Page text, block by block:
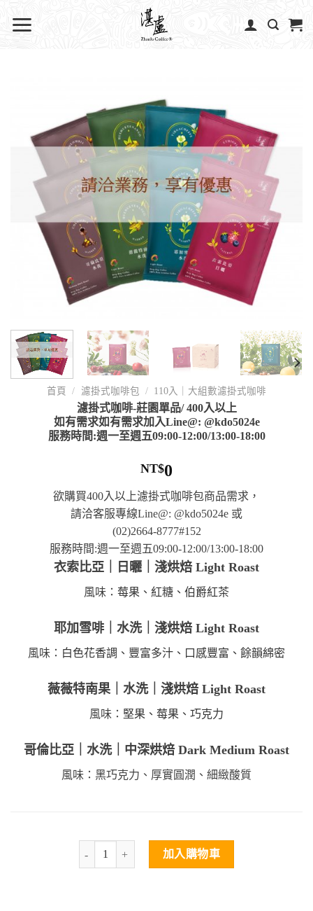
首頁 / 濾掛式咖啡包 / 110入｜大組數濾掛式咖啡
濾掛式咖啡-莊園單品/ 400入以上
如有需求如有需求加入Line@: @kdo5024e
服務時間:週一至週五09:00-12:00/13:00-18:00
NT$0
欲購買400入以上濾掛式咖啡包商品需求，
請洽客服專線Line@: @kdo5024e 或
(02)2664-8777#152
服務時間:週一至週五09:00-12:00/13:00-18:00
衣索比亞｜日曬｜淺烘焙 Light Roast
風味： 莓果、紅糖、伯爵紅茶
耶加雪啡｜水洗｜淺烘焙 Light Roast
風味： 白色花香調、豐富多汁、口感豐富、餘韻綿密
薇薇特南果｜水洗｜淺烘焙 Light Roast
風味： 堅果、莓果、巧克力
哥倫比亞｜水洗｜中深烘焙 Dark Medium Roast
風味：黑巧克力、厚實圓潤、細緻酸質
加入購物車